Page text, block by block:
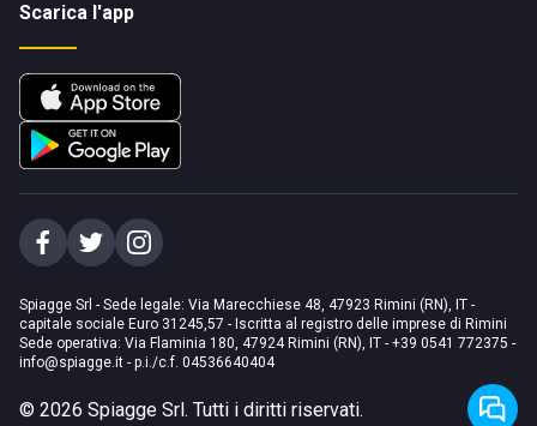
Scarica l'app
Spiagge Srl - Sede legale: Via Marecchiese 48, 47923 Rimini (RN), IT -
capitale sociale Euro 31245,57 - Iscritta al registro delle imprese di Rimini
Sede operativa: Via Flaminia 180, 47924 Rimini (RN), IT - +39 0541 772375 -
info@spiagge.it - p.i./c.f. 04536640404
© 2026 Spiagge Srl. Tutti i diritti riservati.